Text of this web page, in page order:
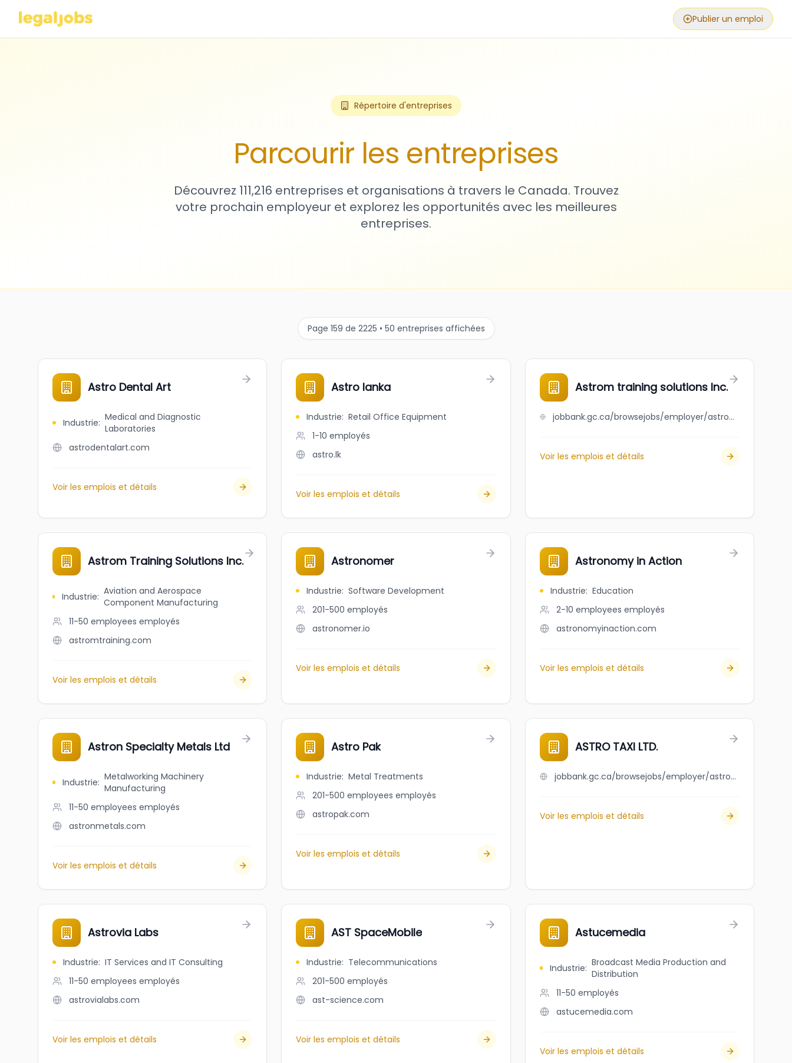
Publier un emploi
Répertoire d'entreprises
Parcourir les entreprises
Découvrez 111,216 entreprises et organisations à travers le Canada. Trouvez
votre prochain employeur et explorez les opportunités avec les meilleures
entreprises.
Page 159 de 2225 • 50 entreprises affichées
Astro Dental Art
Industrie: Medical and Diagnostic
Laboratories
astrodentalart.com
Voir les emplois et détails
Astro lanka
Industrie: Retail Office Equipment
1-10 employés
astro.lk
Voir les emplois et détails
Astrom training solutions Inc.
jobbank.gc.ca/browsejobs/employer/astrom+training+solutions+inc./ca
Voir les emplois et détails
Astrom Training Solutions Inc.
Industrie: Aviation and Aerospace
Component Manufacturing
11-50 employees employés
astromtraining.com
Voir les emplois et détails
Astronomer
Industrie: Software Development
201-500 employés
astronomer.io
Voir les emplois et détails
Astronomy in Action
Industrie: Education
2-10 employees employés
astronomyinaction.com
Voir les emplois et détails
Astron Specialty Metals Ltd
Industrie: Metalworking Machinery
Manufacturing
11-50 employees employés
astronmetals.com
Voir les emplois et détails
Astro Pak
Industrie: Metal Treatments
201-500 employees employés
astropak.com
Voir les emplois et détails
ASTRO TAXI LTD.
jobbank.gc.ca/browsejobs/employer/astro+taxi+ltd./ca
Voir les emplois et détails
Astrovia Labs
Industrie: IT Services and IT Consulting
11-50 employees employés
astrovialabs.com
Voir les emplois et détails
AST SpaceMobile
Industrie: Telecommunications
201-500 employés
ast-science.com
Voir les emplois et détails
Astucemedia
Industrie: Broadcast Media Production and
Distribution
11-50 employés
astucemedia.com
Voir les emplois et détails